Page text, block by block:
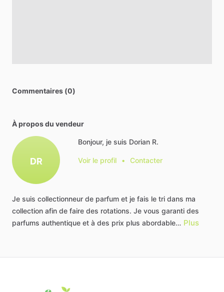
Commentaires (0)
À propos du vendeur
DR
Bonjour, je suis Dorian R.
Voir le profil • Contacter
Je suis collectionneur de parfum et je fais le tri dans ma
collection afin de faire des rotations. Je vous garanti des
parfums authentique et à des prix plus abordable… Plus